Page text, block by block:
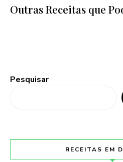
Outras Receitas que
Pesquisar
RECEITAS EM